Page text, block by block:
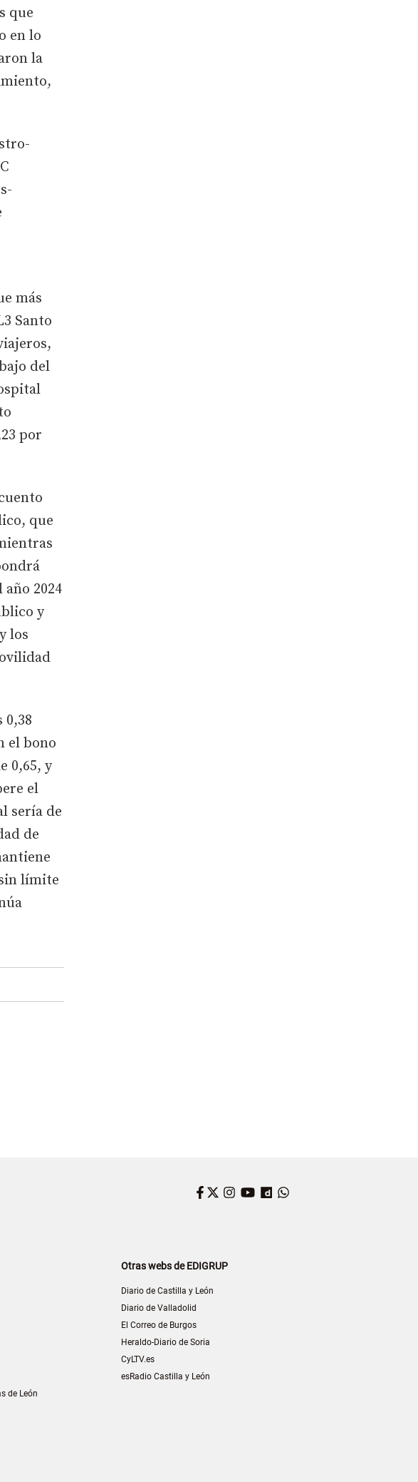
que
en lo
la
más
Santo
del
por
que
2024
y
los
el bono
0,65, y
el
sería de
de
límite
Facebook
Twitter
Instagram
YouTube
Dailymotion
de León
Otras webs de EDIGRUP
Diario de Castilla y León
Diario de Valladolid
El Correo de Burgos
Heraldo-Diario de Soria
CyLTV.es
esRadio Castilla y León